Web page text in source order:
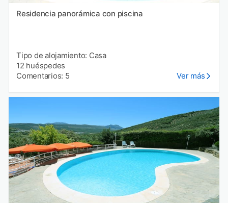
Residencia panorámica con piscina
Tipo de alojamiento: Casa
12 huéspedes
Comentarios: 5
Ver más